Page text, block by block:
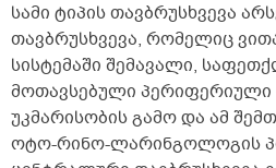
სამი ტიპის თავბრუსხვევა
თავბრუსხვევა, რომელიც
სისტემაში შემავალი,
მოთავსებული
უკმარისობის გამო და ამ
ოტო-რინო-ლარინგოლოგის